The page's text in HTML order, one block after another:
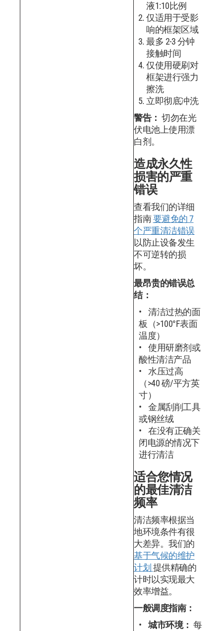
液1:10比例
仅适用于受影
响的框架区域
最多 2-3 分钟
接触时间
仅使用硬刷对
框架进行强力
擦洗
立即彻底冲洗
警告： 切勿在光
伏电池上使用漂
白剂。
造成永久性
损害的严重
错误
查看我们的详细
指南要避免的 7
个严重清洁错误
以防止设备发生
不可逆转的损
坏。
最昂贵的错误总
结：
清洁过热的面
板（>100°F表面
温度）
使用研磨剂或
酸性清洁产品
水压过高
（>40 磅/平方英
寸）
金属刮削工具
或钢丝绒
在没有正确关
闭电源的情况下
进行清洁
适合您情况
的最佳清洁
频率
清洁频率根据当
地环境条件有很
大差异。我们的
基于气候的维护
计划 提供精确的
计时以实现最大
效率增益。
一般调度指南：
城市环境： 每